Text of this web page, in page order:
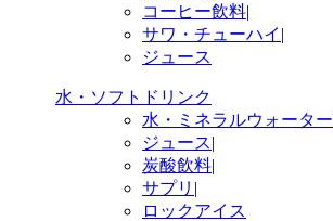
コーヒー飲料|
サワ・チューハイ |
ジュース
水・ソフトドリンク
水・ミネラルウォーター
ジュース|
炭酸飲料|
サプリ |
ロックアイス